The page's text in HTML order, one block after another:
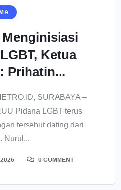
Ketua
Prihatin...
SURABAYA –
Pidana LGBT terus
tersebut dating dari
Nurul...
0 COMMENT